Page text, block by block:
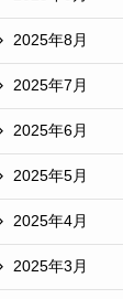
2025年8月
2025年7月
2025年6月
2025年5月
2025年4月
2025年3月